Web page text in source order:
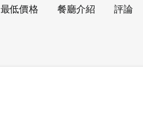
最低價格 餐廳介紹 評論